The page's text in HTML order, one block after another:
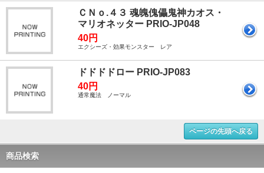
ＣＮｏ.４３ 魂魄傀儡鬼神カオス・
マリオネッター PRIO-JP048
40円
エクシーズ・効果モンスター レア
ドドドドロー PRIO-JP083
40円
通常魔法 ノーマル
ページの先頭へ戻る
商品検索